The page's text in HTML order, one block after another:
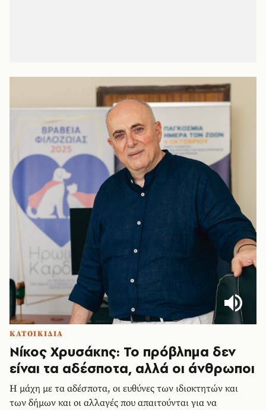
ΚΑΤΟΙΚΙΔΙΑ
Νίκος Χρυσάκης: Το πρόβλημα δεν
είναι τα αδέσποτα, αλλά οι άνθρωποι
Η μάχη με τα αδέσποτα, οι ευθύνες των ιδιοκτητών και
των δήμων και οι αλλαγές που απαιτούνται για να